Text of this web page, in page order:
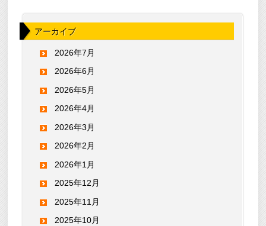
アーカイブ
2026年7月
2026年6月
2026年5月
2026年4月
2026年3月
2026年2月
2026年1月
2025年12月
2025年11月
2025年10月